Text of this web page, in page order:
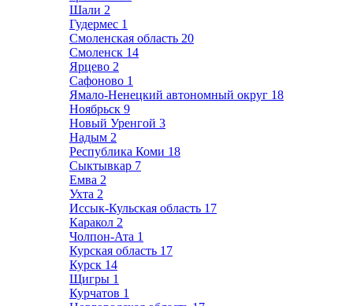
Шали 2
Гудермес 1
Смоленская область 20
Смоленск 14
Ярцево 2
Сафоново 1
Ямало-Ненецкий автономный округ 18
Ноябрьск 9
Новый Уренгой 3
Надым 2
Республика Коми 18
Сыктывкар 7
Емва 2
Ухта 2
Иссык-Кульская область 17
Каракол 2
Чолпон-Ата 1
Курская область 17
Курск 14
Щигры 1
Курчатов 1